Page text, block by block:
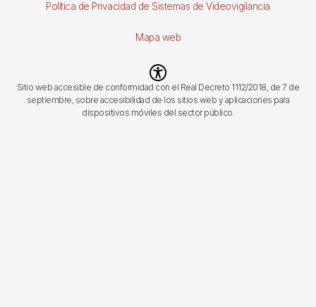
Política de Privacidad de Sistemas de Videovigilancia
Mapa web
Imagen
Sitio web accesible de conformidad con el Real Decreto 1112/2018, de 7 de
septiembre, sobre accesibilidad de los sitios web y aplicaciones para
dispositivos móviles del sector público.